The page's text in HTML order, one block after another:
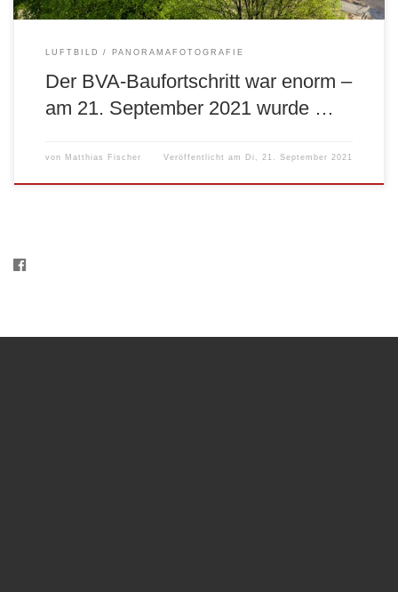
LUFTBILD PANORAMAFOTOGRAFIE
Der BVA-Baufortschritt war enorm –
am 21. September 2021 wurde …
von Matthias Fischer Veröffentlicht am Di, 21. September 2021